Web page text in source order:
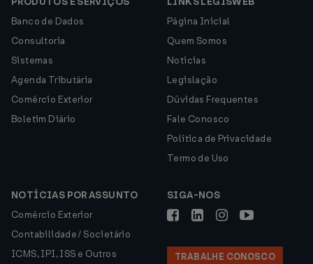
Banco de Dados
Consultoria
Sistemas
Agenda Tributária
Comércio Exterior
Boletim Diário
Página Inicial
Quem Somos
Notícias
Legislação
Dúvidas Frequentes
Fale Conosco
Política de Privacidade
Termo de Uso
NOTÍCIAS POR ASSUNTO
Comércio Exterior
Contabilidade / Societário
ICMS, IPI, ISS e Outros
SIGA-NOS
TRABALHE CONOSCO